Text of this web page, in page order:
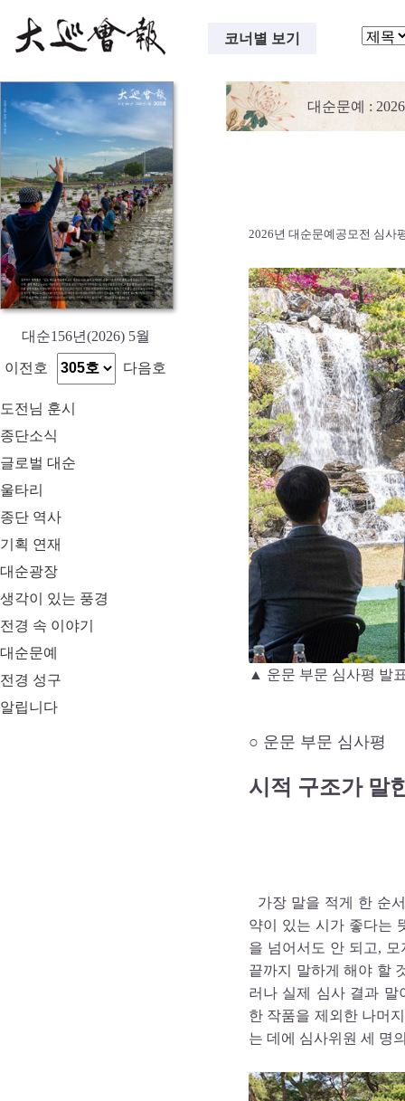
코너별 보기
대순156년(2026) 5월
이전호 다음호
도전님 훈시
종단소식
글로벌 대순
울타리
종단 역사
기획 연재
대순광장
생각이 있는 풍경
전경 속 이야기
대순문예
전경 성구
알립니다
대순문예 :
2026년 대순문예공모전 심사
▲ 운문 부문 심사평 발
○ 운문 부문 심사평
시적 구조가 말
가장 말을 적게 한 순
약이 있는 시가 좋다는
을 넘어서도 안 되고,
끝까지 말하게 해야 할
러나 실제 심사 결과 말
한 작품을 제외한 나머
는 데에 심사위원 세 명